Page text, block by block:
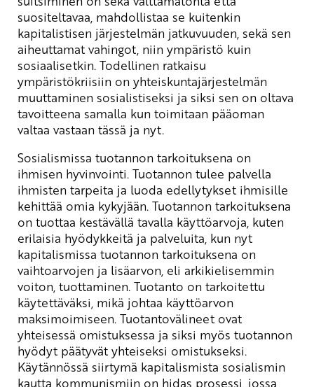
suositeltavaa, mahdollistaa se kuitenkin
kapitalistisen järjestelmän jatkuvuuden, sekä sen
aiheuttamat vahingot, niin ympäristö kuin
sosiaalisetkin. Todellinen ratkaisu
ympäristökriisiin on yhteiskuntajärjestelmän
muuttaminen sosialistiseksi ja siksi sen on oltava
tavoitteena samalla kun toimitaan pääoman
valtaa vastaan tässä ja nyt.
Sosialismissa tuotannon tarkoituksena on
ihmisen hyvinvointi. Tuotannon tulee palvella
ihmisten tarpeita ja luoda edellytykset ihmisille
kehittää omia kykyjään. Tuotannon tarkoituksena
on tuottaa kestävällä tavalla käyttöarvoja, kuten
erilaisia hyödykkeitä ja palveluita, kun nyt
kapitalismissa tuotannon tarkoituksena on
vaihtoarvojen ja lisäarvon, eli arkikielisemmin
voiton, tuottaminen. Tuotanto on tarkoitettu
käytettäväksi, mikä johtaa käyttöarvon
maksimoimiseen. Tuotantovälineet ovat
yhteisessä omistuksessa ja siksi myös tuotannon
hyödyt päätyvät yhteiseksi omistukseksi.
Käytännössä siirtymä kapitalismista sosialismin
kautta kommunismiin on hidas prosessi, jossa